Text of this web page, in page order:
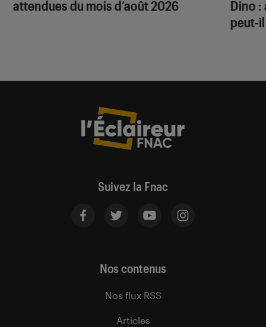
attendues du mois d’août 2026
Dino :
peut-
Suivez la Fnac
Nos contenus
Nos flux RSS
Articles